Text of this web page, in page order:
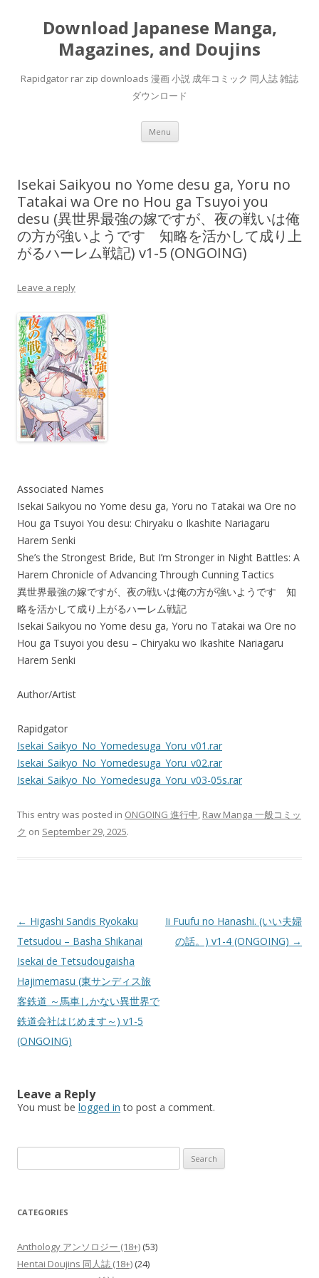
Download Japanese Manga,
Magazines, and Doujins
Rapidgator rar zip downloads 漫画 小説 成年コミック 同人誌 雑誌
ダウンロード
Menu Skip
content
Isekai Saikyou no Yome desu ga, Yoru no
Tatakai wa Ore no Hou ga Tsuyoi you
desu (異世界最強の嫁ですが、夜の戦いは俺
の方が強いようです 知略を活かして成り上
がるハーレム戦記) v1-5 (ONGOING)
Leave a reply
Associated Names
Isekai Saikyou no Yome desu ga, Yoru no Tatakai wa Ore no
Hou ga Tsuyoi You desu: Chiryaku o Ikashite Nariagaru
Harem Senki
She’s the Strongest Bride, But I’m Stronger in Night Battles: A
Harem Chronicle of Advancing Through Cunning Tactics
異世界最強の嫁ですが、夜の戦いは俺の方が強いようです 知
略を活かして成り上がるハーレム戦記
Isekai Saikyou no Yome desu ga, Yoru no Tatakai wa Ore no
Hou ga Tsuyoi you desu – Chiryaku wo Ikashite Nariagaru
Harem Senki
Author/Artist
Rapidgator
Isekai_Saikyo_No_Yomedesuga_Yoru_v01.rar
Isekai_Saikyo_No_Yomedesuga_Yoru_v02.rar
Isekai_Saikyo_No_Yomedesuga_Yoru_v03-05s.rar
This entry was posted in ONGOING 進行中, Raw Manga 一般コミッ
ク on September 29, 2025.
Post
navigation
← Higashi Sandis Ryokaku
Tetsudou – Basha Shikanai
Isekai de Tetsudougaisha
Hajimemasu (東サンディス旅
客鉄道 ～馬車しかない異世界で
鉄道会社はじめます～) v1-5
(ONGOING)
Ii Fuufu no Hanashi. (いい夫婦
の話。) v1-4 (ONGOING) →
Leave a Reply
You must be logged in to post a comment.
for:
CATEGORIES
Anthology アンソロジー (18+) (53)
Hentai Doujins 同人誌 (18+) (24)